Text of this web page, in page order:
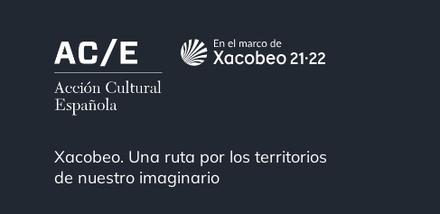
Xacobeo. Una ruta por los territorios
de nuestro imaginario